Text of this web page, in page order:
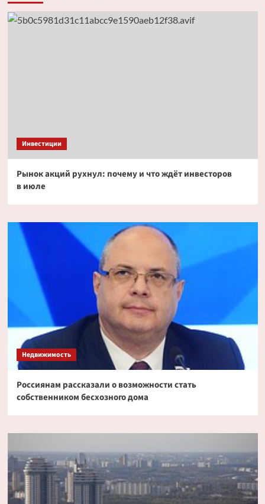
Инвестиции
Рынок акций рухнул: почему и что ждёт инвесторов
в июле
Недвижимость
Россиянам рассказали о возможности стать
собственником бесхозного дома